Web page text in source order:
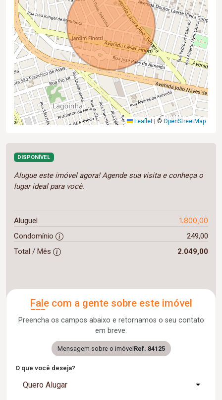
Leaflet ©OpenStreetMap
DISPONÍVEL
Alugue este imóvel agora! Agende sua visita e conheça o
lugar ideal para você.
Aluguel 1.800,00
Condomínio
249,00
Total / Mês
2.049,00
Fale com a gente sobre este imóvel
Preencha os campos abaixo e retornamos o seu contato
em breve.
Mensagem sobre o imóvel Ref. 84125
O que você deseja?
Quero Alugar